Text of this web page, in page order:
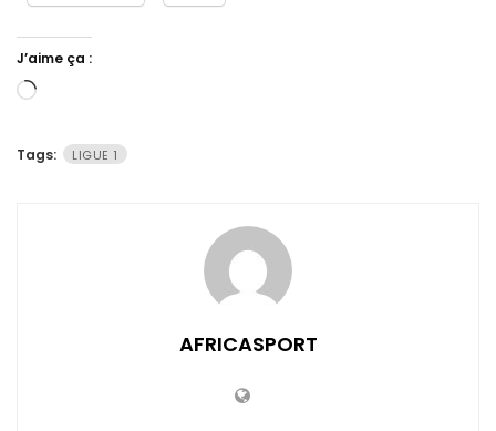
J’aime ça :
Chargement…
Tags: LIGUE 1
AFRICASPORT